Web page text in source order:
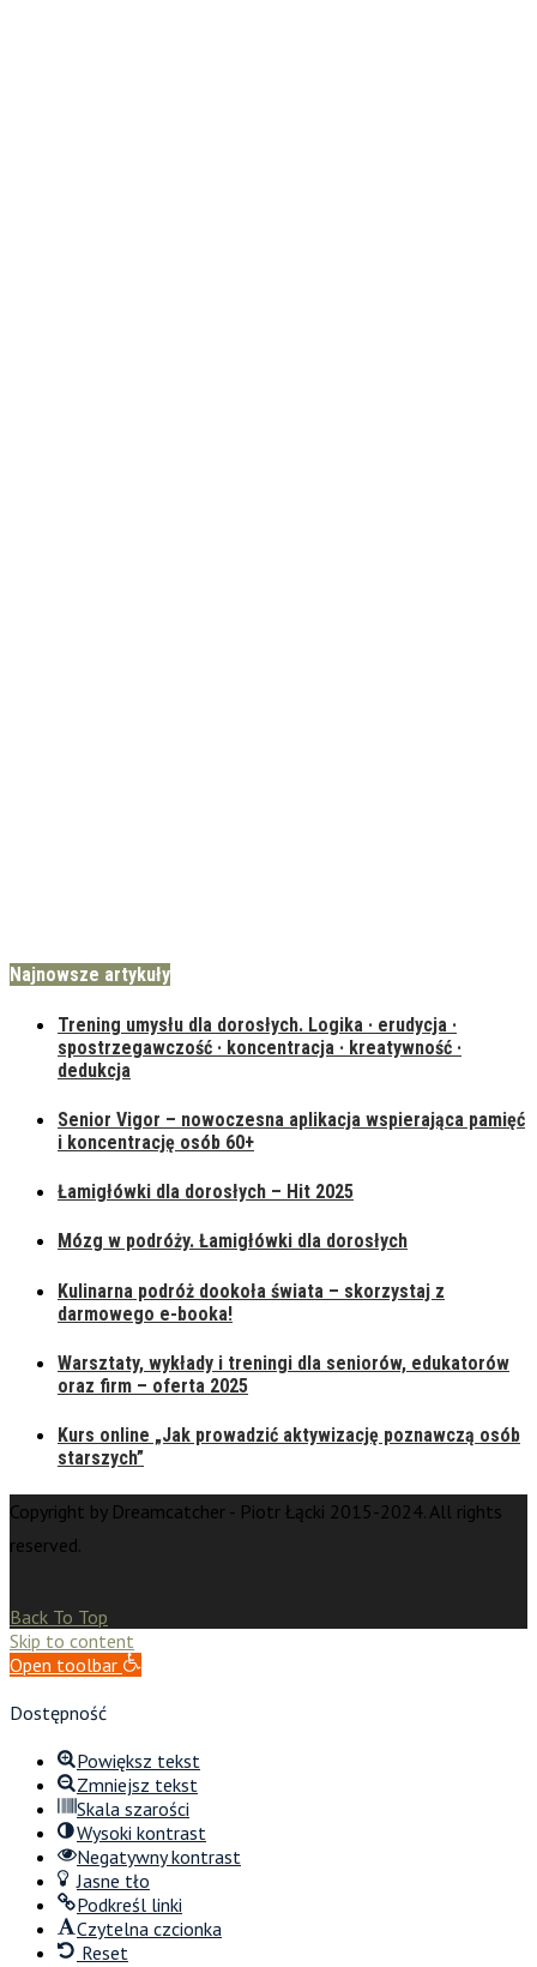
Najnowsze artykuły
Trening umysłu dla dorosłych. Logika · erudycja ·
spostrzegawczość · koncentracja · kreatywność ·
dedukcja
Senior Vigor – nowoczesna aplikacja wspierająca pamięć
i koncentrację osób 60+
Łamigłówki dla dorosłych – Hit 2025
Mózg w podróży. Łamigłówki dla dorosłych
Kulinarna podróż dookoła świata – skorzystaj z
darmowego e-booka!
Warsztaty, wykłady i treningi dla seniorów, edukatorów
oraz firm – oferta 2025
Kurs online „Jak prowadzić aktywizację poznawczą osób
starszych”
Copyright by Dreamcatcher - Piotr Łącki 2015-2024. All rights
reserved.
Back To Top
Skip to content
Open toolbar
Dostępność
Powiększ tekst
Zmniejsz tekst
Skala szarości
Wysoki kontrast
Negatywny kontrast
Jasne tło
Podkreśl linki
Czytelna czcionka
Reset